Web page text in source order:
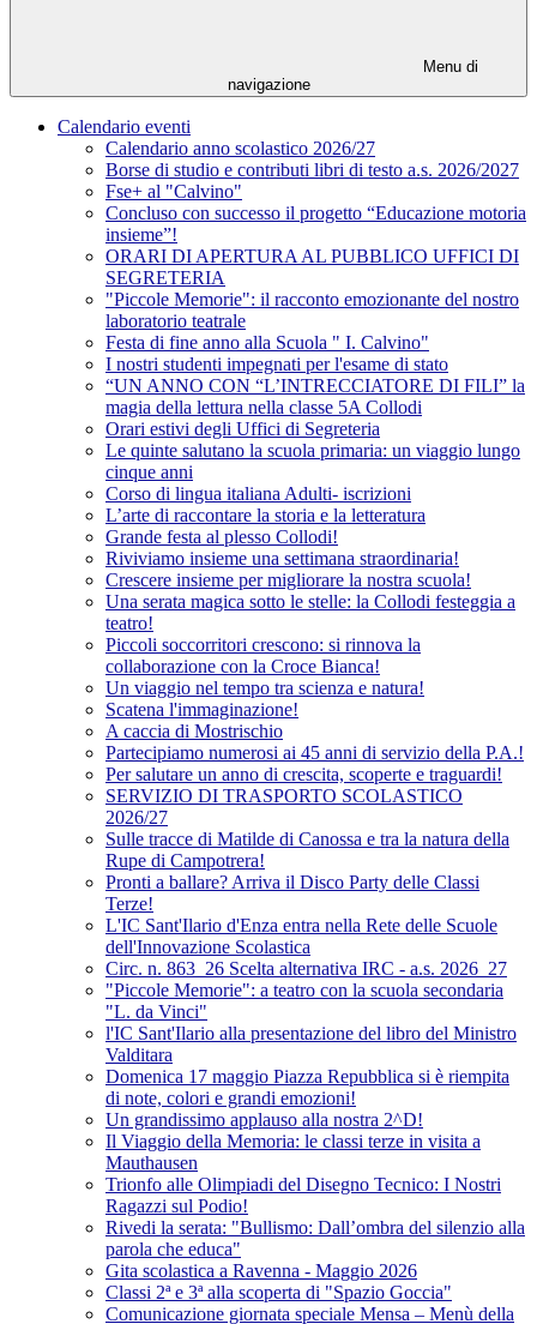
Menu di
navigazione
Calendario eventi
Calendario anno scolastico 2026/27
Borse di studio e contributi libri di testo a.s. 2026/2027
Fse+ al "Calvino"
Concluso con successo il progetto “Educazione motoria
insieme”!
ORARI DI APERTURA AL PUBBLICO UFFICI DI
SEGRETERIA
"Piccole Memorie": il racconto emozionante del nostro
laboratorio teatrale
Festa di fine anno alla Scuola " I. Calvino"
I nostri studenti impegnati per l'esame di stato
“UN ANNO CON “L’INTRECCIATORE DI FILI” la
magia della lettura nella classe 5A Collodi
Orari estivi degli Uffici di Segreteria
Le quinte salutano la scuola primaria: un viaggio lungo
cinque anni
Corso di lingua italiana Adulti- iscrizioni
L’arte di raccontare la storia e la letteratura
Grande festa al plesso Collodi!
Riviviamo insieme una settimana straordinaria!
Crescere insieme per migliorare la nostra scuola!
Una serata magica sotto le stelle: la Collodi festeggia a
teatro!
Piccoli soccorritori crescono: si rinnova la
collaborazione con la Croce Bianca!
Un viaggio nel tempo tra scienza e natura!
Scatena l'immaginazione!
A caccia di Mostrischio
Partecipiamo numerosi ai 45 anni di servizio della P.A.!
Per salutare un anno di crescita, scoperte e traguardi!
SERVIZIO DI TRASPORTO SCOLASTICO
2026/27
Sulle tracce di Matilde di Canossa e tra la natura della
Rupe di Campotrera!
Pronti a ballare? Arriva il Disco Party delle Classi
Terze!
L'IC Sant'Ilario d'Enza entra nella Rete delle Scuole
dell'Innovazione Scolastica
Circ. n. 863_26 Scelta alternativa IRC - a.s. 2026_27
"Piccole Memorie": a teatro con la scuola secondaria
"L. da Vinci"
l'IC Sant'Ilario alla presentazione del libro del Ministro
Valditara
Domenica 17 maggio Piazza Repubblica si è riempita
di note, colori e grandi emozioni!
Un grandissimo applauso alla nostra 2^D!
Il Viaggio della Memoria: le classi terze in visita a
Mauthausen
Trionfo alle Olimpiadi del Disegno Tecnico: I Nostri
Ragazzi sul Podio!
Rivedi la serata: "Bullismo: Dall’ombra del silenzio alla
parola che educa"
Gita scolastica a Ravenna - Maggio 2026
Classi 2ª e 3ª alla scoperta di "Spazio Goccia"
Comunicazione giornata speciale Mensa – Menù della